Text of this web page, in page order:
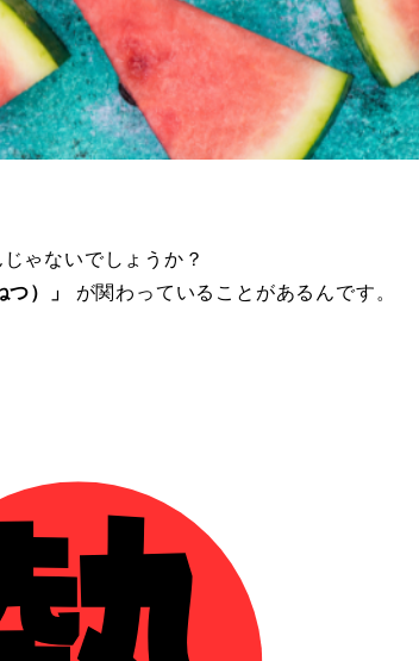
ゃないでしょうか？
つ）」 が関わっていることがあるんです。